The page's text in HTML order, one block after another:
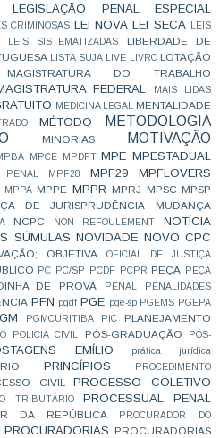
LEGISLAÇÃO PENAL ESPECIAL
CRIMINOSAS LEI NOVA LEI SECA
LEIS
LEIS SISTEMATIZADAS
LIBERDADE DE
LISTA SUJA LIVE LIVRO LOTAÇÃO
MAGISTRATURA DO TRABALHO
FEDERAL
MAIS LIDAS
MEDICINA LEGAL MENTALIDADE
MÉTODO
METODOLOGIA
MINORIAS
MOTIVAÇÃO
MPCE MPDFT MPE MPESTADUAL
MPF28 MPF29
MPFLOVERS
MPPA MPPE MPPR MPRJ MPSC MPSP
DE JURISPRUDÊNCIA
MUDANÇA
NCPC NON REFOULEMENT
NOTÍCIA
SÚMULAS NOVIDADE NOVO CPC
OBJETIVA OFICIAL DE JUSTIÇA
PC PC/SP PCDF PCPR PEÇA
PEÇA
DE PROVA PENAL PENALIDADES
PFN pgdf PGE pge-sp PGEMS PGEPA
PGMCURITIBA PIC PLANEJAMENTO
POLICIA CIVIL PÓS-GRADUAÇÃO
PÓS-
EMÍLIO prática jurídica
PRINCÍPIOS
PROCEDIMENTO
CIVIL
PROCESSO COLETIVO
TRIBUTÁRIO
PROCESSUAL PENAL
DA REPÚBLICA
PROCURADOR DO
PROCURADORIAS PROCURADORIAS